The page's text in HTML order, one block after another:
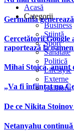
Germania
Cercetătorii Google
raportează la
Mihai Stoica, anunț
„Va fi înființat un
De ce Nikita
Netanyahu
Acasă
Categorii
Business
Știință
Sport
Sănătate
Politică
Lifestyle
Externe
Călătorii